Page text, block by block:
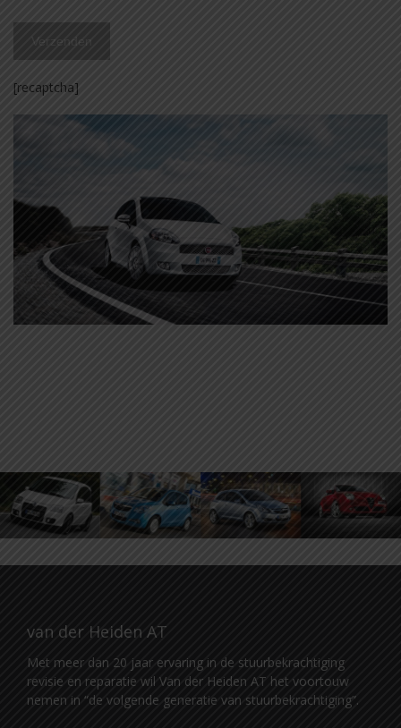
[recaptcha]
van der Heiden AT
Met meer dan 20 jaar ervaring in de stuurbekrachtiging
revisie en reparatie wil Van der Heiden AT het voortouw
nemen in “de volgende generatie van stuurbekrachtiging”.